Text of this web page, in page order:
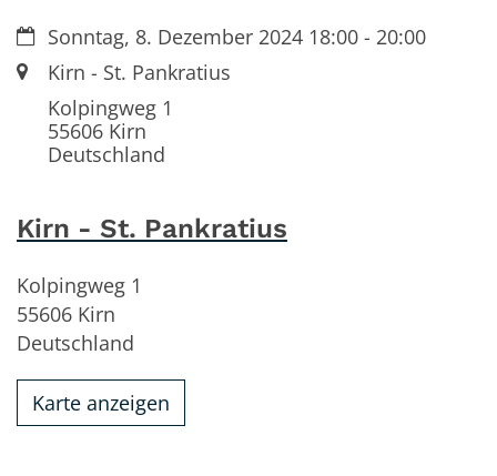
Datum:Sonntag, 8. Dezember 2024 18:00 - 20:00
Ort:Kirn - St. Pankratius
Kolpingweg 1
55606Kirn
Deutschland
Kirn - St. Pankratius
Kolpingweg 1
55606 Kirn
Deutschland
Karte anzeigen